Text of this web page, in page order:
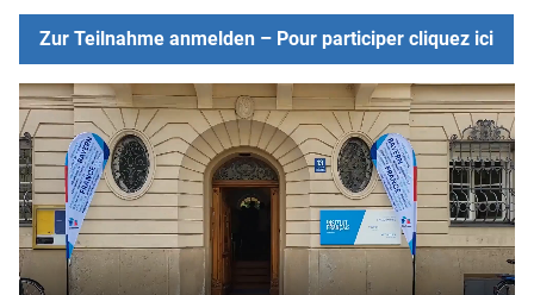
Zur Teilnahme anmelden – Pour participer cliquez ici